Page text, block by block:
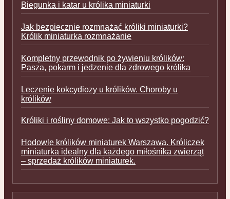
Biegunka i katar u królika miniaturki
Jak bezpiecznie rozmnażać króliki miniaturki?
Królik miniaturka rozmnażanie
Kompletny przewodnik po żywieniu królików:
Pasza, pokarm i jedzenie dla zdrowego królika
Leczenie kokcydiozy u królików. Choroby u
królików
Króliki i rośliny domowe: Jak to wszystko pogodzić?
Hodowle królików miniaturek Warszawa. Króliczek
miniaturka idealny dla każdego miłośnika zwierząt
– sprzedaż królików miniaturek.